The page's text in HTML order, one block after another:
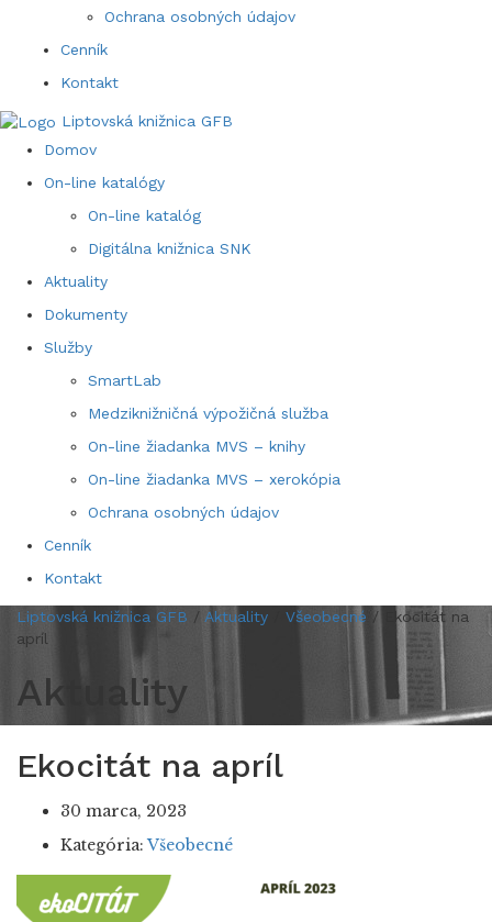
Ochrana osobných údajov
Cenník
Kontakt
Liptovská knižnica GFB
Domov
On-line katalógy
On-line katalóg
Digitálna knižnica SNK
Aktuality
Dokumenty
Služby
SmartLab
Medziknižničná výpožičná služba
On-line žiadanka MVS – knihy
On-line žiadanka MVS – xerokópia
Ochrana osobných údajov
Cenník
Kontakt
Liptovská knižnica GFB / Aktuality Všeobecné /
Ekocitát na
apríl
Aktuality
Ekocitát na apríl
30 marca, 2023
Kategória:Všeobecné